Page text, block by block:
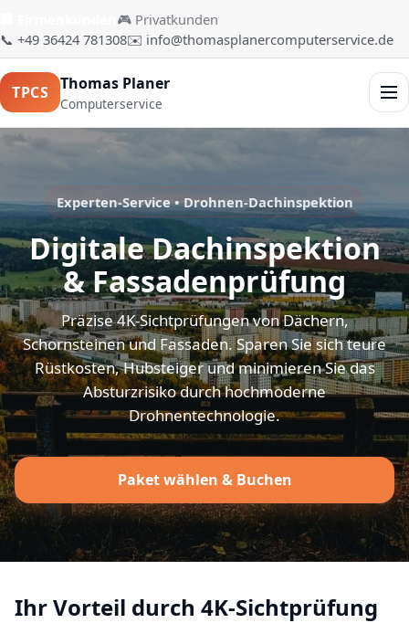
🎮 Privatkunden
📞 +49 36424 781308✉️ info@thomasplanercomputerservice.de
TPCS Thomas Planer
Computerservice
Experten-Service • Drohnen-Dachinspektion
Digitale Dachinspektion
& Fassadenprüfung
Präzise 4K-Sichtprüfungen von Dächern,
Schornsteinen und Fassaden. Sparen Sie sich teure
Rüstkosten, Hubsteiger und minimieren Sie das
Absturzrisiko durch hochmoderne
Drohnentechnologie.
Paket wählen & Buchen
Ihr Vorteil durch 4K-Sichtprüfung